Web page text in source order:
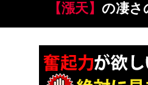
【漲天】 の凄さ